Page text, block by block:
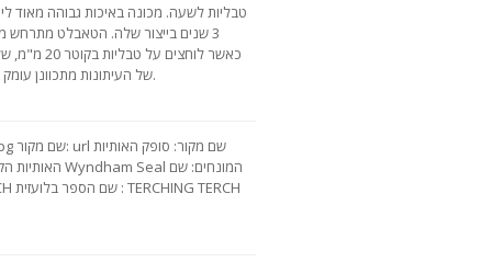
טבליות לשעה. מכונה באיכות גבוהה מאוד
3 שנים בייצור שלה. הטאבלט
כאשר
של העיתונות מתכוונן עומק מילוי האבקה למטריקס מ- 1 עד 15 מ"מ.